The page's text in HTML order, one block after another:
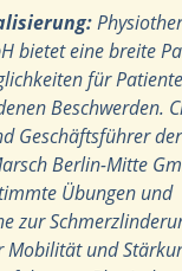
bietet eine breite
für
Beschwerden.
Geschäftsführer
Berlin-Mitte
Übungen und
zur
Mobilität und